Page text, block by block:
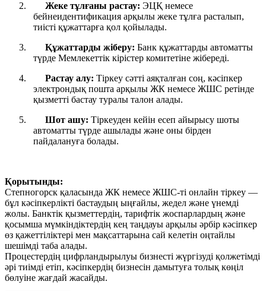
2.
Жеке тұлғаны растау: ЭЦҚ немесе
бейнеидентификация арқылы жеке тұлға расталып,
тиісті құжаттарға қол қойылады.
3.
Құжаттарды жіберу: Банк құжаттарды автоматты
түрде Мемлекеттік кірістер комитетіне жібереді.
4.
Растау алу: Тіркеу сәтті аяқталған соң, кәсіпкер
электрондық пошта арқылы ЖК немесе ЖШС ретінде
қызметті бастау туралы талон алады.
5.
Шот ашу: Тіркеуден кейін есеп айырысу шоты
автоматты түрде ашылады және оны бірден
пайдалануға болады.
Қорытынды:
Степногорск қаласында ЖК немесе ЖШС-ті онлайн тіркеу —
бұл кәсіпкерлікті бастаудың ыңғайлы, жедел және үнемді
жолы. Банктік қызметтердің, тарифтік жоспарлардың және
қосымша мүмкіндіктердің кең таңдауы арқылы әрбір кәсіпкер
өз қажеттіліктері мен мақсаттарына сай келетін оңтайлы
шешімді таба алады.
Процестердің цифрландырылуы бизнесті жүргізуді қолжетімді
әрі тиімді етіп, кәсіпкердің бизнесін дамытуға толық көңіл
бөлуіне жағдай жасайды.